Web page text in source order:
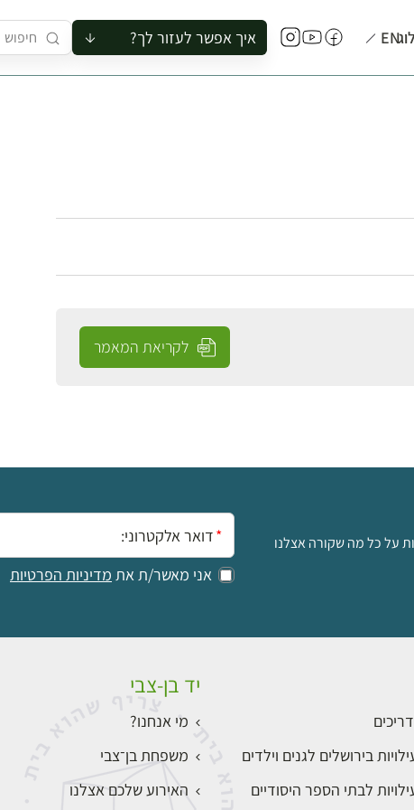
EN איך אפשר לעזור לך?
להזמין סיור לקבוצה
לקריאת המאמר
על כל מה שקורה אצלנו
אימייל:
אני מאשר/ת את מדיניות הפרטיות
בירושלים לגנים וילדים
לבתי הספר היסודיים
יד בן-צבי
מי אנחנו?
משפחת בן־צבי
האירוע שלכם אצלנו